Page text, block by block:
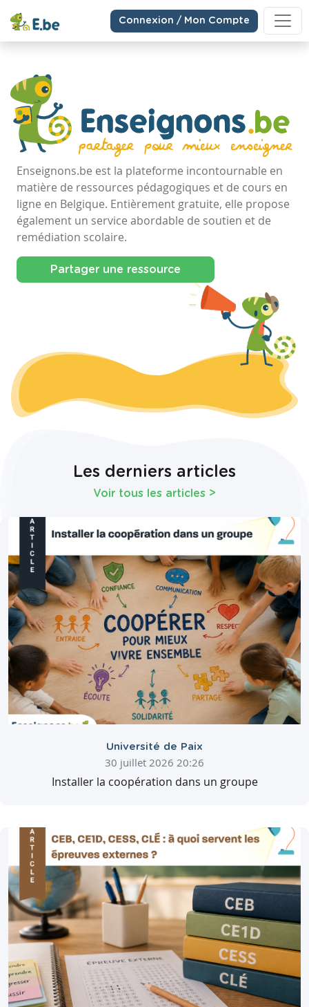
Connexion / Mon Compte
Enseignons.be est la plateforme incontournable en
matière de ressources pédagogiques et de cours en
ligne en Belgique. Entièrement gratuite, elle propose
également un service abordable de soutien et de
remédiation scolaire.
Partager une ressource
Les derniers articles
Voir tous les articles >
Université de Paix
30 juillet 2026 20:26
Installer la coopération dans un groupe